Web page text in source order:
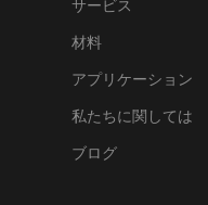
サービス
材料
アプリケーション
私たちに関しては
ブログ